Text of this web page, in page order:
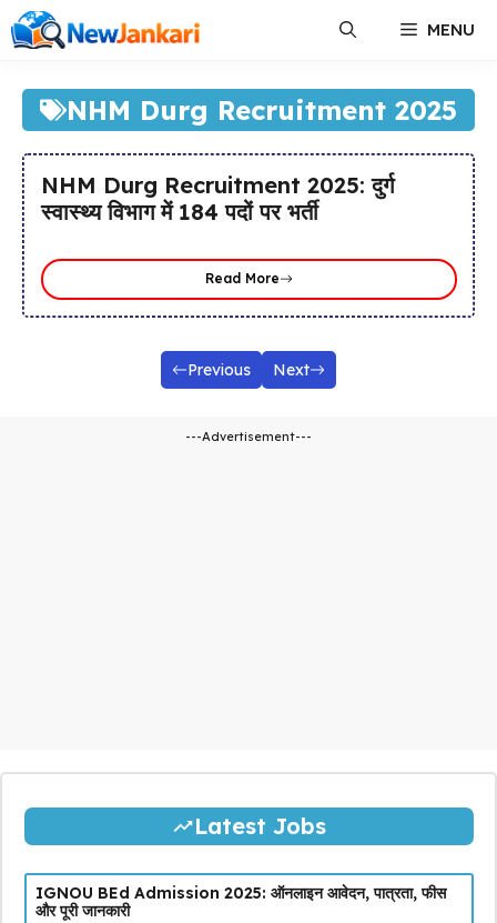
Skip
to
MENU
NHM Durg Recruitment 2025
NHM Durg Recruitment 2025: दुर्ग
स्वास्थ्य विभाग में 184 पदों पर भर्ती
Read More
Previous Next
---Advertisement---
Latest Jobs
IGNOU BEd Admission 2025: ऑनलाइन आवेदन, पात्रता, फीस
और पूरी जानकारी